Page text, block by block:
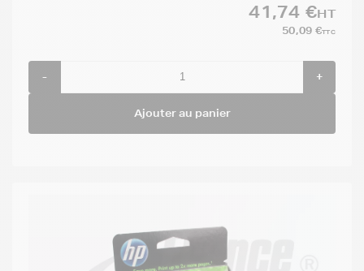
41,74 €HT
50,09 €TTC
- +
Ajouter au panier